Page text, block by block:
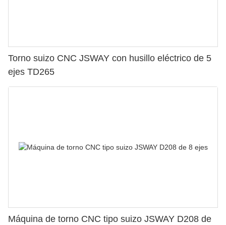
Torno suizo CNC JSWAY con husillo eléctrico de 5
ejes TD265
Máquina de torno CNC tipo suizo JSWAY D208 de